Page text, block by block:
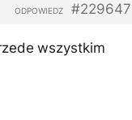
#229647
ODPOWIEDZ
wszystkim